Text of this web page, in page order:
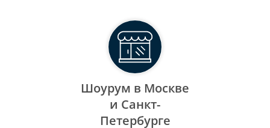
Шоурум в Москве
и Санкт-
Петербурге